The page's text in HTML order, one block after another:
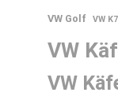
VW Golf VW
VW
VW